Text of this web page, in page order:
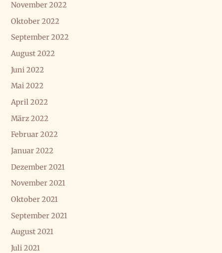
November 2022
Oktober 2022
September 2022
August 2022
Juni 2022
Mai 2022
April 2022
März 2022
Februar 2022
Januar 2022
Dezember 2021
November 2021
Oktober 2021
September 2021
August 2021
Juli 2021